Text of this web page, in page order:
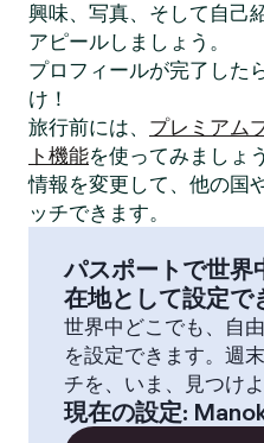
興味、写真、そして自己
アピールしましょう。
プロフィールが完了した
け！
旅行前には、 プレミアム
ト機能を使ってみましょ
情報を変更して、他の国
ッチできます。
パスポートで世界
在地として設定で
世界中どこでも、自
を設定できます。週
チを、いま、見つけよ
現在の設定: